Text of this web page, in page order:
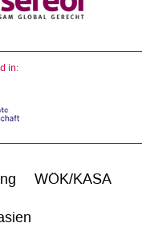
in:
WÖK/KASA